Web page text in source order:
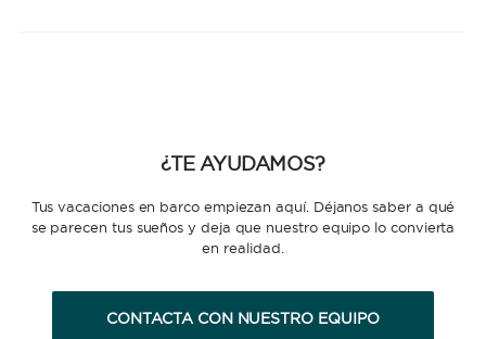
¿TE AYUDAMOS?
Tus vacaciones en barco empiezan aquí. Déjanos saber a qué
se parecen tus sueños y deja que nuestro equipo lo convierta
en realidad.
CONTACTA CON NUESTRO EQUIPO